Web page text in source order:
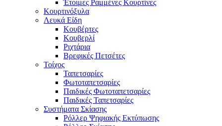
Έτοιμες Ραμμένες Κουρτίνες
Κουρτινόξυλα
Λευκά Είδη
Κουβέρτες
Κουβερλί
Ριχτάρια
Βρεφικές Πετσέτες
Τοίχος
Ταπετσαρίες
Φωτοταπετσαρίες
Παιδικές Φωτοταπετσαρίες
Παιδικές Ταπετσαρίες
Συστήματα Σκίασης
Ρόλλερ Ψηφιακής Εκτύπωσης